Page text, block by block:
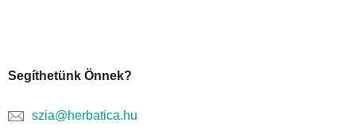
Segíthetünk Önnek?
szia@herbatica.hu